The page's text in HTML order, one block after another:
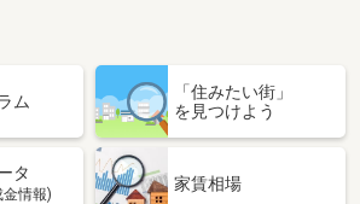
ム
「住みたい街」
を見つけよう
タ
情報)
家賃相場